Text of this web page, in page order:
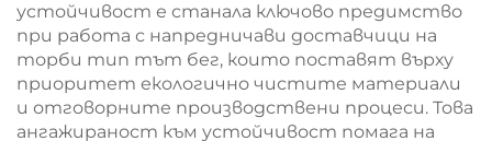
устойчивост е станала ключово предимство
при работа с напредничави доставчици на
торби тип тът бег, които поставят върху
приоритет екологично чистите материали
и отговорните производствени процеси. Това
ангажираност към устойчивост помага на